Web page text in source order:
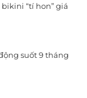
bikini “tí hon” giá
suốt 9 tháng